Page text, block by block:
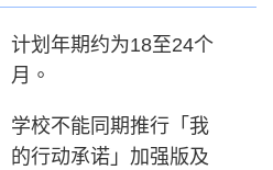
计划年期约为18至24个
月。
学校不能同期推行「我
的行动承诺」加强版及